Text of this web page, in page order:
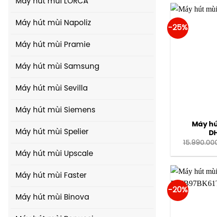
Máy hút mùi Napoliz
Máy hút mùi Pramie
Máy hút mùi Samsung
Máy hút mùi Sevilla
Máy hút mùi Siemens
Máy hút mùi Spelier
Máy hút mùi Upscale
Máy hút mùi Faster
Máy hút mùi Binova
-25%
Máy
-20%